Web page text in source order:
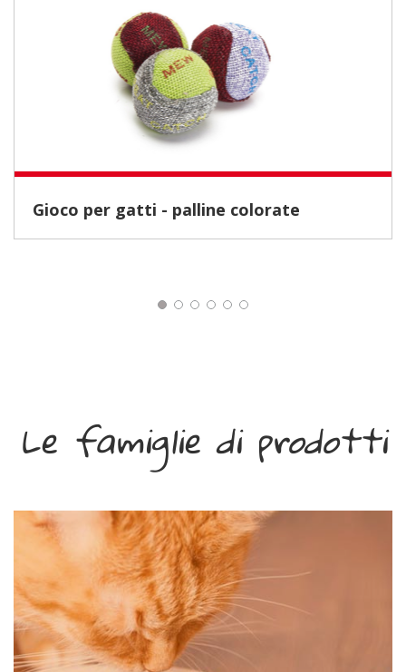
Gioco per gatti - palline colorate
Le famiglie di prodotti